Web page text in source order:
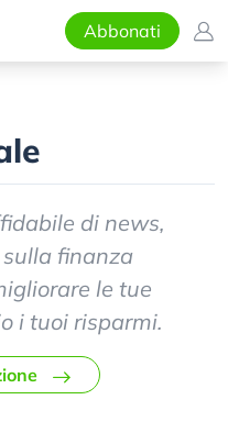
Abbonati
di news,
finanza
le tue
i tuoi risparmi.